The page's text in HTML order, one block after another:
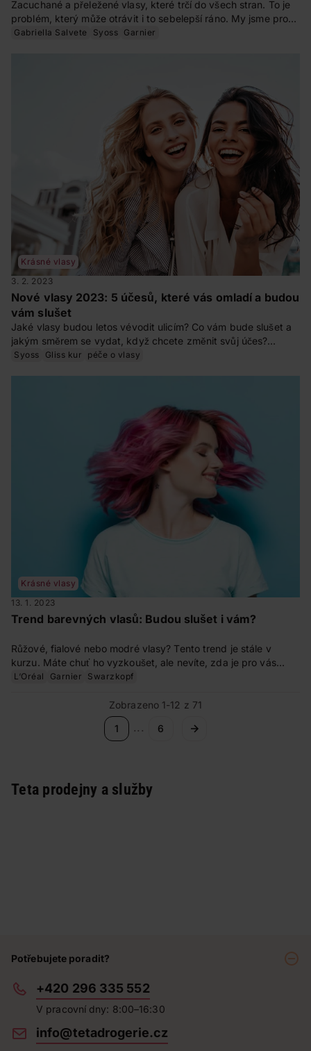
Zacuchané a přeležené vlasy, které trčí do všech stran. To je
problém, který může otrávit i to sebelepší ráno. My jsme pro
vás zjistili, jak na to, abyste se ráno probudili s dokonale
Gabriella Salvete Syoss Garnier
Krásné vlasy
3. 2. 2023
Nové vlasy 2023: 5 účesů, které vás omladí a budou
vám slušet
Jaké vlasy budou letos vévodit ulicím? Co vám bude slušet a
jakým směrem se vydat, když chcete změnit svůj účes?
Přinášíme vám 5 vlasových trendů, které jsou slušivé a
Syoss Gliss kur péče o vlasy
Krásné vlasy
13. 1. 2023
Trend barevných vlasů: Budou slušet i vám?
Růžové, fialové nebo modré vlasy? Tento trend je stále v
kurzu. Máte chuť ho vyzkoušet, ale nevíte, zda je pro vás
vhodný? Přečtěte si, zda si tuto změnu můžete dovolit a jak o
L‘Oréal Garnier Swarzkopf
Zobrazeno 1-12 z 71
1
... 6
Teta prodejny a služby
Potřebujete poradit?
+420 296 335 552
V pracovní dny: 8:00–16:30
info@tetadrogerie.cz